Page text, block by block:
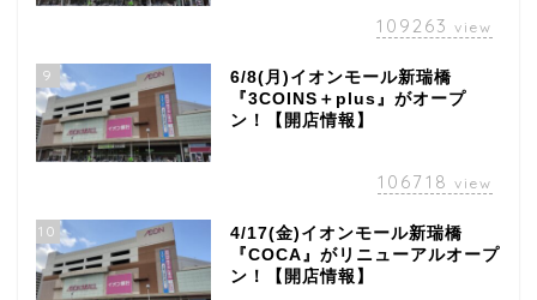
109263 view
9
6/8(月)イオンモール新瑞橋
『3COINS＋plus』がオープ
ン！【開店情報】
106718 view
10
4/17(金)イオンモール新瑞橋
『COCA』がリニューアルオープ
ン！【開店情報】